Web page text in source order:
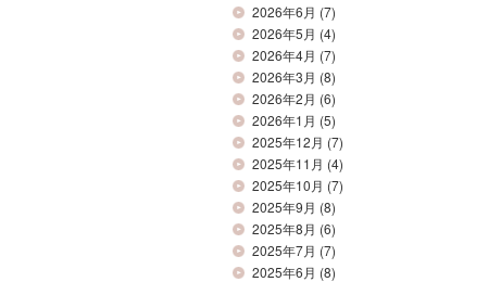
2026年6月 (7)
2026年5月 (4)
2026年4月 (7)
2026年3月 (8)
2026年2月 (6)
2026年1月 (5)
2025年12月 (7)
2025年11月 (4)
2025年10月 (7)
2025年9月 (8)
2025年8月 (6)
2025年7月 (7)
2025年6月 (8)